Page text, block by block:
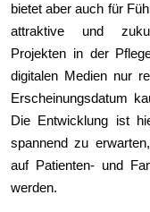
bietet aber auch für
attraktive und
Projekten in der
digitalen Medien nur
Erscheinungsdatum
Die Entwicklung ist
spannend zu
auf Patienten- und
werden.